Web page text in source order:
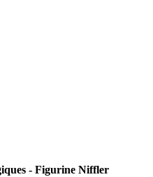
- Figurine Niffler